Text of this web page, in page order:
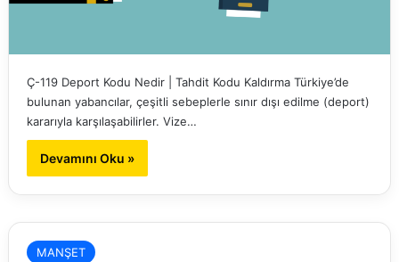
Ç-119 Deport Kodu Nedir | Tahdit Kodu Kaldırma Türkiye’de
bulunan yabancılar, çeşitli sebeplerle sınır dışı edilme (deport)
kararıyla karşılaşabilirler. Vize…
Devamını Oku »
MANŞET